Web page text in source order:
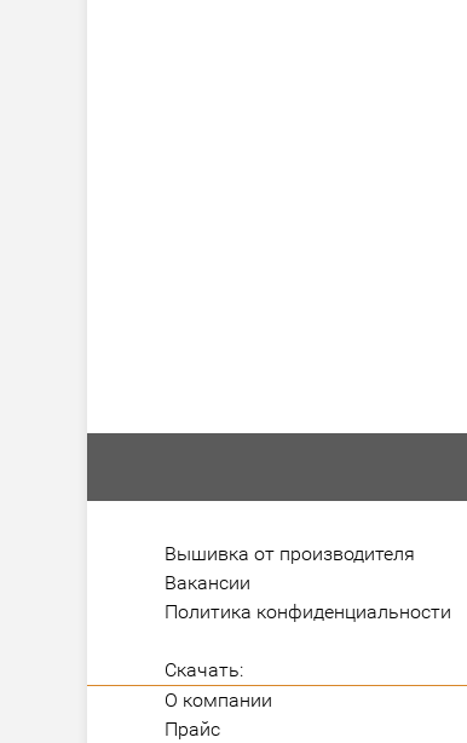
Вышивка от производителя
Вакансии
Политика конфиденциальности
Скачать:
О компании
Прайс